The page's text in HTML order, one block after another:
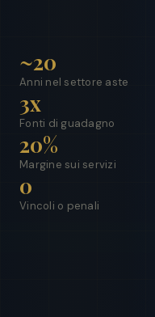
~20
Anni nel settore aste
3x
Fonti di guadagno
20%
Margine sui servizi
0
Vincoli o penali